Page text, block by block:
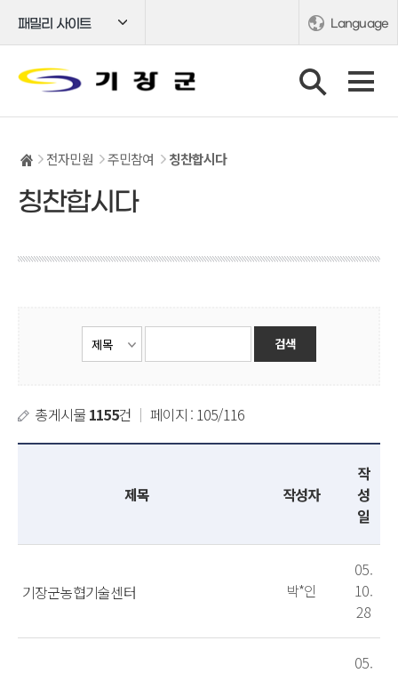
패밀리 사이트 Language
전자민원 주민참여 칭찬합시다
칭찬합시다
총게시물 1155건 ｜ 페이지 : 105/116
제목 작성자
작
성
일
기장군농협기술센터 박*인
05.
10.
28
05.